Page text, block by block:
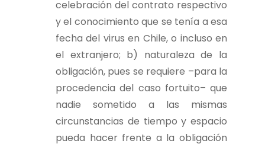
celebración del contrato respectivo
y el conocimiento que se tenía a esa
fecha del virus en Chile, o incluso en
el extranjero; b) naturaleza de la
obligación, pues se requiere –para la
procedencia del caso fortuito– que
nadie sometido a las mismas
circunstancias de tiempo y espacio
pueda hacer frente a la obligación